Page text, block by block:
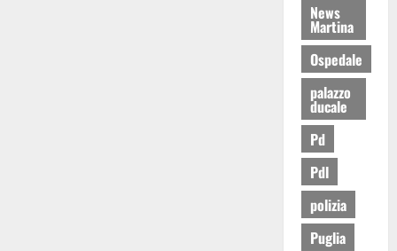
News
Martina
Ospedale
palazzo
ducale
Pd
Pdl
polizia
Puglia